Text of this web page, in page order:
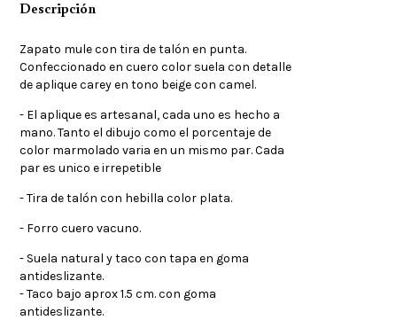
Descripción
Zapato mule con tira de talón en punta.
Confeccionado en cuero color suela con detalle
de aplique carey en tono beige con camel.
- El aplique es artesanal, cada uno es hecho a
mano. Tanto el dibujo como el porcentaje de
color marmolado varia en un mismo par. Cada
par es unico e irrepetible
- Tira de talón con hebilla color plata.
- Forro cuero vacuno.
- Suela natural y taco con tapa en goma
antideslizante.
- Taco bajo aprox 1.5 cm. con goma
antideslizante.